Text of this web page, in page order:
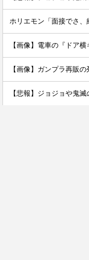
【画像】電車の『ドア